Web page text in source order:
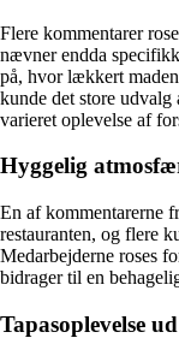
Flere kommentarer
nævner endda
på, hvor lækkert
kunde det store
varieret oplevelse af
Hyggelig
En af kommentarerne
restauranten, og flere
Medarbejderne roses
bidrager til en
Tapasoplevelse